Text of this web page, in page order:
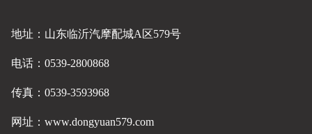
地址：山东临沂汽摩配城A区579号
电话：0539-2800868
传真：0539-3593968
网址： www.dongyuan579.com